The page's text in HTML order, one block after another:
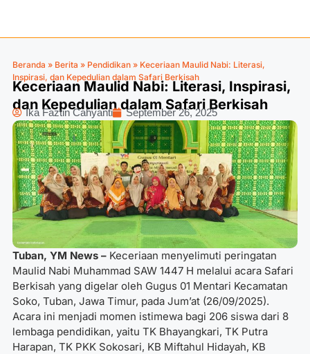
Beranda » Berita » Pendidikan » Keceriaan Maulid Nabi: Literasi,
Inspirasi, dan Kepedulian dalam Safari Berkisah
Keceriaan Maulid Nabi: Literasi, Inspirasi,
dan Kepedulian dalam Safari Berkisah
Ika Faztin Cahyanti September 26, 2025
Tuban, YM News – Keceriaan menyelimuti peringatan
Maulid Nabi Muhammad SAW 1447 H melalui acara Safari
Berkisah yang digelar oleh Gugus 01 Mentari Kecamatan
Soko, Tuban, Jawa Timur, pada Jum’at (26/09/2025).
Acara ini menjadi momen istimewa bagi 206 siswa dari 8
lembaga pendidikan, yaitu TK Bhayangkari, TK Putra
Harapan, TK PKK Sokosari, KB Miftahul Hidayah, KB